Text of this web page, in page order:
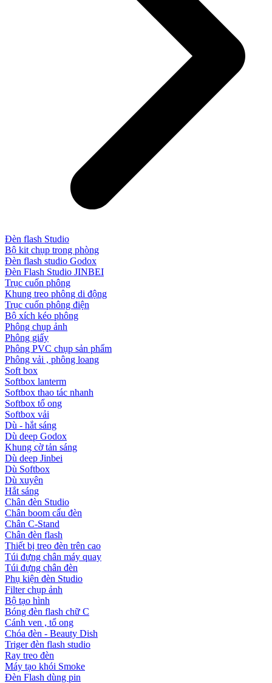
Đèn flash Studio
Bộ kit chụp trong phòng
Đèn flash studio Godox
Đèn Flash Studio JINBEI
Trục cuốn phông
Khung treo phông di động
Trục cuốn phông điện
Bộ xích kéo phông
Phông chụp ảnh
Phông giấy
Phông PVC chụp sản phẩm
Phông vải , phông loang
Soft box
Softbox lanterm
Softbox thao tác nhanh
Softbox tổ ong
Softbox vải
Dù - hắt sáng
Dù deep Godox
Khung cờ tản sáng
Dù deep Jinbei
Dù Softbox
Dù xuyên
Hắt sáng
Chân đèn Studio
Chân boom cẩu đèn
Chân C-Stand
Chân đèn flash
Thiết bị treo đèn trên cao
Túi đựng chân máy quay
Túi đựng chân đèn
Phụ kiện đèn Studio
Filter chụp ảnh
Bộ tạo hình
Bóng đèn flash chữ C
Cánh ven , tổ ong
Chóa đèn - Beauty Dish
Triger đèn flash studio
Ray treo đèn
Máy tạo khói Smoke
Đèn Flash dùng pin